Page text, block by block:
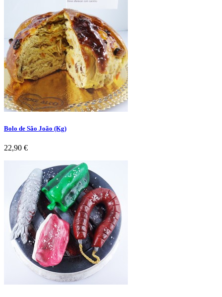
Bolo de São João (Kg)
Preço
22,90 €